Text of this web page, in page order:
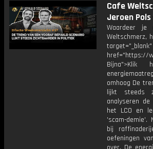
Cafe
Jeroen
Waardeer je
Weltschmerz,
target="_blank"
href="https://
omhoog De
lijkt steeds
analyseren
het LCO en
'scam-demie'.
bij
oefeningen